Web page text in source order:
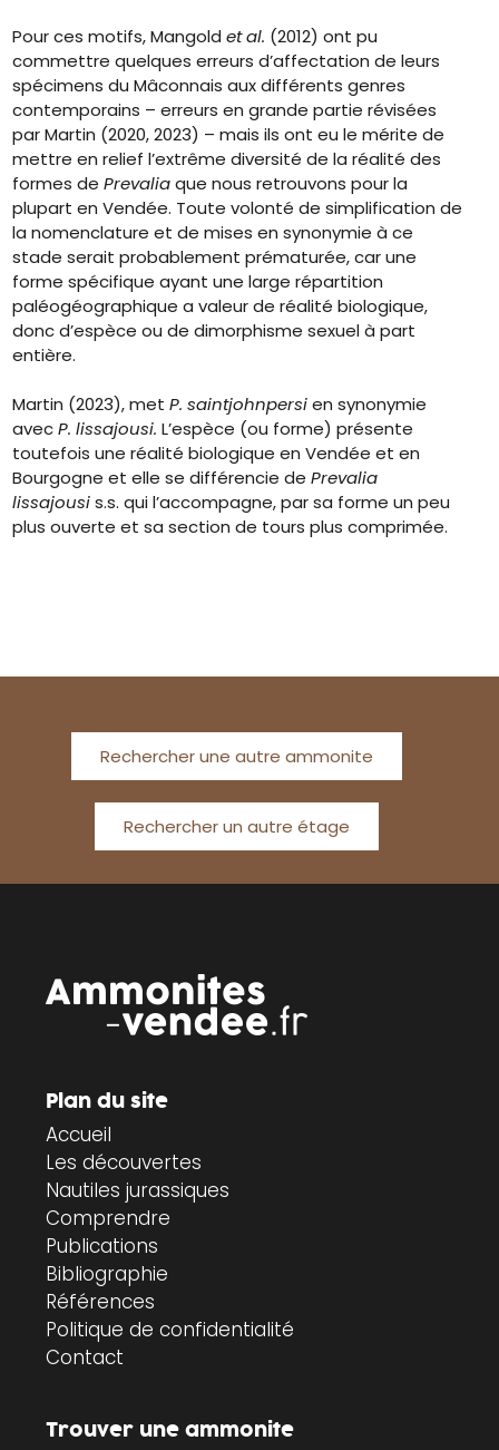
Pour ces motifs, Mangoldet al. (2012) ont pu
commettre quelques erreurs d’affectation de leurs
spécimens du Mâconnais aux différents genres
contemporains – erreurs en grande partie révisées
par Martin (2020, 2023) – mais ils ont eu le mérite de
mettre en relief l’extrême diversité de la réalité des
formes dePrevaliaque nous retrouvons pour la
plupart en Vendée. Toute volonté de simplification de
la nomenclature et de mises en synonymie à ce
stade serait probablement prématurée, car une
forme spécifique ayant une large répartition
paléogéographique a valeur de réalité biologique,
donc d’espèce ou de dimorphisme sexuel à part
entière.
Martin (2023), metP. saintjohnpersien synonymie
avecP. lissajousi. L’espèce (ou forme) présente
toutefois une réalité biologique en Vendée et en
Bourgogne et elle se différencie dePrevalia
lissajousis.s. qui l’accompagne, par sa forme un peu
plus ouverte et sa section de tours plus comprimée.
Rechercher une autre ammonite
Rechercher un autre étage
Plan du site
Accueil
Les découvertes
Nautiles jurassiques
Comprendre
Publications
Bibliographie
Références
Politique de confidentialité
Contact
Trouver une ammonite